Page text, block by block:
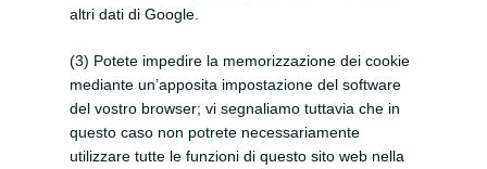
altri dati di Google.
(3) Potete impedire la memorizzazione dei cookie
mediante un’apposita impostazione del software
del vostro browser; vi segnaliamo tuttavia che in
questo caso non potrete necessariamente
utilizzare tutte le funzioni di questo sito web nella